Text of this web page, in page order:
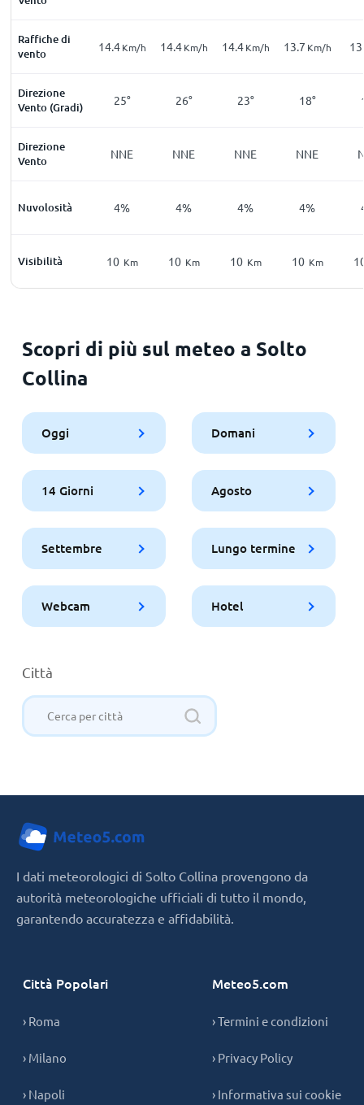
Raffiche di
vento
14.4Km/h 14.4Km/h 14.4Km/h 13.7 Km/h 13
Direzione
Vento (Gradi)
25° 26° 23° 18°
Direzione
Vento
NNE NNE NNE NNE
Nuvolosità 4% 4% 4% 4%
Visibilità 10 Km 10 Km 10 Km 10 Km
Scopri di più sul meteo a Solto
Collina
Oggi Domani
14 Giorni Agosto
Settembre Lungo termine
Webcam Hotel
Città
I dati meteorologici di Solto Collina provengono da
autorità meteorologiche ufficiali di tutto il mondo,
garantendo accuratezza e affidabilità.
Città Popolari
› Roma
› Milano
› Napoli
Meteo5.com
› Termini e condizioni
› Privacy Policy
› Informativa sui cookie